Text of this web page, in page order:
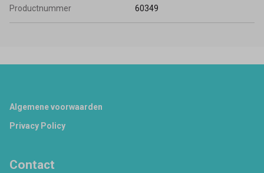
Productnummer 60349
Footer
Algemene voorwaarden
Privacy Policy
Contact